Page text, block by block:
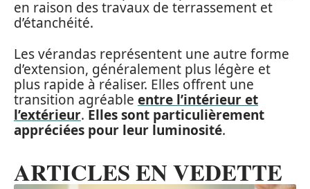
en raison des travaux de terrassement et
d’étanchéité.
Les vérandas représentent une autre forme
d’extension, généralement plus légère et
plus rapide à réaliser. Elles offrent une
transition agréable entre l’intérieur et
l’extérieur. Elles sont particulièrement
appréciées pour leur luminosité.
ARTICLES EN VEDETTE